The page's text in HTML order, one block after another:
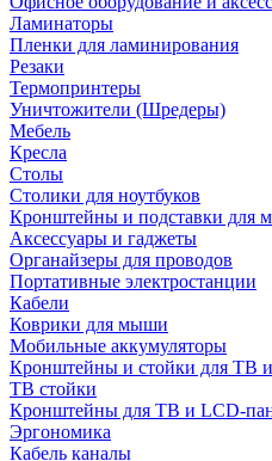
Ламинаторы
Пленки для ламинирования
Резаки
Термопринтеры
Уничтожители (Шредеры)
Мебель
Кресла
Столы
Столики для ноутбуков
Кронштейны и подставки для
Аксессуары и гаджеты
Органайзеры для проводов
Портативные электростанции
Кабели
Коврики для мыши
Мобильные аккумуляторы
Кронштейны и стойки для ТВ
ТВ стойки
Кронштейны для ТВ и LCD-
Эргономика
Кабель каналы